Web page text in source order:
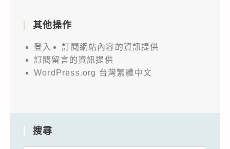
其他操作
登入
訂閱網站內容的資訊提供
訂閱留言的資訊提供
WordPress.org 台灣繁體中文
搜尋